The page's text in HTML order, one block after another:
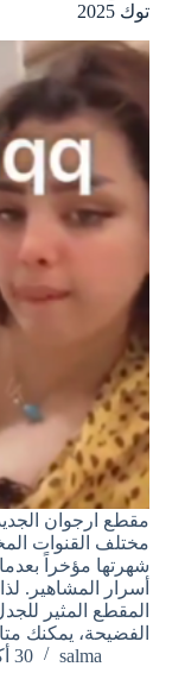
توك 2025
مقطع ارجوان
مختلف القنوات
شهرتها مؤخراً
أسرار المشاهير.
المقطع المثير
الفضيحة، يمكنك
salma
30 أكتوبر، 2025